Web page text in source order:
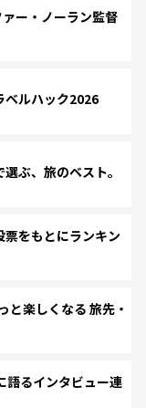
ー・ノーラン監督
ルハック2026
ぶ、旅のベスト。
をもとにランキン
楽しくなる 旅先・
語るインタビュー連